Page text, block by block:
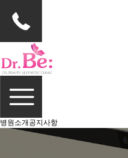
병원소개공지사항